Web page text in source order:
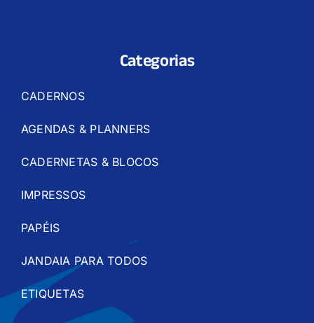
Categorias
CADERNOS
AGENDAS & PLANNERS
CADERNETAS & BLOCOS
IMPRESSOS
PAPÉIS
JANDAIA PARA TODOS
ETIQUETAS